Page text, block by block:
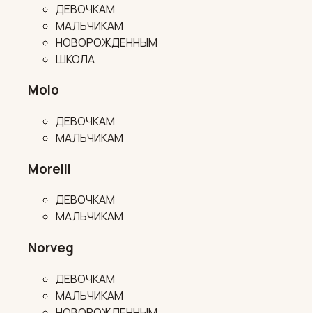
ДЕВОЧКАМ
МАЛЬЧИКАМ
НОВОРОЖДЕННЫМ
ШКОЛА
Molo
ДЕВОЧКАМ
МАЛЬЧИКАМ
Morelli
ДЕВОЧКАМ
МАЛЬЧИКАМ
Norveg
ДЕВОЧКАМ
МАЛЬЧИКАМ